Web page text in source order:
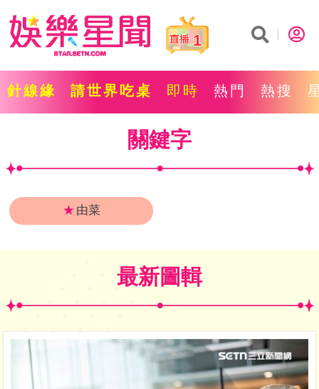
1
針線緣 請世界吃桌 即時 熱門 熱搜
關鍵字
★ 由菜
最新圖輯